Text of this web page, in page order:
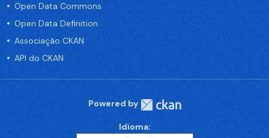
Open Data Commons
Open Data Definition
Associação CKAN
API do CKAN
Powered by
Idioma